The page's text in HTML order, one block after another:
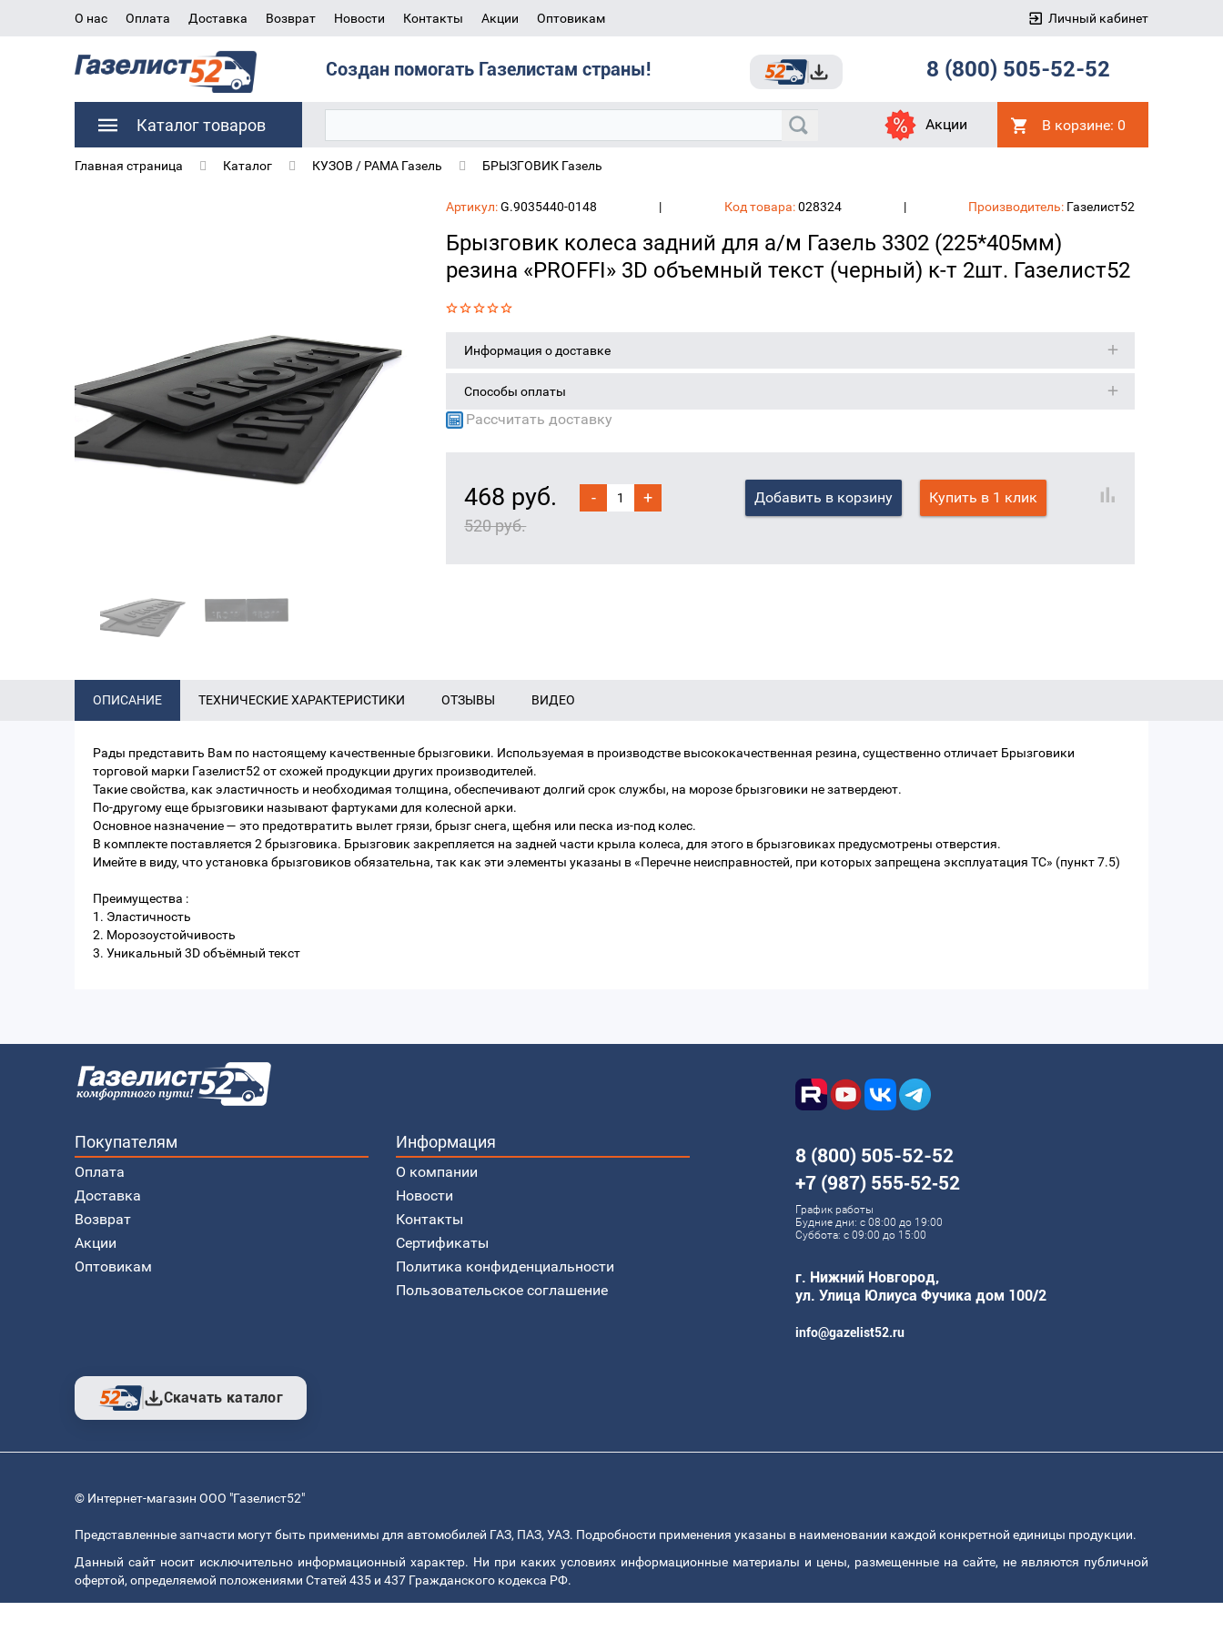
О нас Оплата Доставка Возврат Новости Контакты Акции Оптовикам Личный кабинет
Создан помогать Газелистам страны! 8 (800) 505-52-52
Каталог товаров Акции В корзине: 0
Главная страница Каталог КУЗОВ / РАМА Газель
БРЫЗГОВИК Газель
Артикул:G.9035440-0148 | Код товара:028324 | Производитель: Газелист52
Брызговик колеса задний для а/м Газель 3302 (225*405мм)
резина «PROFFI» 3D объемный текст (черный) к-т 2шт. Газелист52
Информация о доставке
Способы оплаты
Рассчитать доставку
468 руб.
520 руб.
- + Добавить в корзину Купить в 1 клик
ОПИСАНИЕ ТЕХНИЧЕСКИЕ ХАРАКТЕРИСТИКИ ОТЗЫВЫ ВИДЕО
Рады представить Вам по настоящему качественные брызговики. Используемая в производстве высококачественная резина, существенно отличает Брызговики
торговой марки Газелист52 от схожей продукции других производителей.
Такие свойства, как эластичность и необходимая толщина, обеспечивают долгий срок службы, на морозе брызговики не затвердеют.
По-другому еще брызговики называют фартуками для колесной арки.
Основное назначение — это предотвратить вылет грязи, брызг снега, щебня или песка из-под колес.
В комплекте поставляется 2 брызговика. Брызговик закрепляется на задней части крыла колеса, для этого в брызговиках предусмотрены отверстия.
Имейте в виду, что установка брызговиков обязательна, так как эти элементы указаны в «Перечне неисправностей, при которых запрещена эксплуатация ТС» (пункт 7.5)
Преимущества :
1. Эластичность
2. Морозоустойчивость
3. Уникальный 3D объёмный текст
Покупателям
Оплата
Доставка
Возврат
Акции
Оптовикам
Информация
О компании
Новости
Контакты
Сертификаты
Политика конфиденциальности
Пользовательское соглашение
8 (800) 505-52-52
+7 (987) 555‑52‑52
График работы
Будние дни: с 08:00 до 19:00
Суббота: с 09:00 до 15:00
г. Нижний Новгород,
ул. Улица Юлиуса Фучика дом 100/2
info@gazelist52.ru
Скачать каталог
© Интернет-магазин ООО "Газелист52"
Представленные запчасти могут быть применимы для автомобилей ГАЗ, ПАЗ, УАЗ. Подробности применения указаны в наименовании каждой конкретной единицы продукции.
Данный сайт носит исключительно информационный характер. Ни при каких условиях информационные материалы и цены, размещенные на сайте, не являются публичной
офертой, определяемой положениями Статей 435 и 437 Гражданского кодекса РФ.